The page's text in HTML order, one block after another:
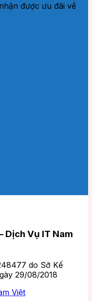
được ưu đãi về
Dịch Vụ IT Nam
do Sở Kế
29/08/2018
Việt